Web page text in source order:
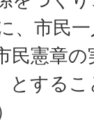
、市民
民憲章
とする